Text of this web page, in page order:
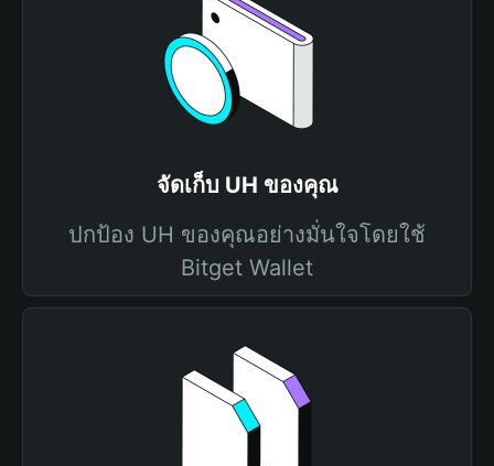
จัดเก็บ UH ของคุณ
ปกป้อง UH ของคุณอย่างมั่นใจโดยใช้
Bitget Wallet